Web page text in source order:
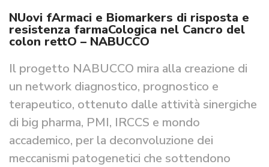
NUovi fArmaci e Biomarkers di risposta e
resistenza farmaCologica nel Cancro del
colon rettO – NABUCCO
Il progetto NABUCCO mira alla creazione di
un network diagnostico, prognostico e
terapeutico, ottenuto dalle attività sinergiche
di big pharma, PMI, IRCCS e mondo
accademico, per la deconvoluzione dei
meccanismi patogenetici che sottendono